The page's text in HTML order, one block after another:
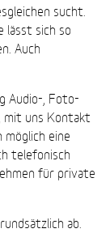
sucht.
lässt sich so
Auch
Audio-, Foto-
mit uns Kontakt
eine
telefonisch
für private
ab.